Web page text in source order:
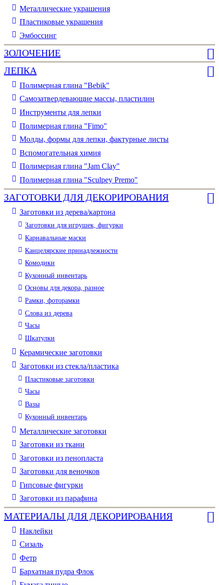
Металлические украшения
Пластиковые украшения
Эмбоссинг
ЗОЛОЧЕНИЕ
ЛЕПКА
Полимерная глина "Bebik"
Самозатвердевающие массы, пластилин
Инструменты для лепки
Полимерная глина "Fimo"
Молды, формы для лепки, фактурные листы
Вспомогательная химия
Полимерная глина "Jam Clay"
Полимерная глина "Sculpey Premo"
ЗАГОТОВКИ ДЛЯ ДЕКОРИРОВАНИЯ
Заготовки из дерева/картона
Заготовки для игрушек, фигурки
Карнавальные маски
Канцелярские принадлежности
Комодики
Кухонный инвентарь
Основы для декора, разное
Рамки, фоторамки
Слова из дерева
Часы
Шкатулки
Керамические заготовки
Заготовки из стекла/пластика
Пластиковые заготовки
Часы
Вазы
Кухонный инвентарь
Металлические заготовки
Заготовки из ткани
Заготовки из пенопласта
Заготовки для веночков
Гипсовые фигурки
Заготовки из парафина
МАТЕРИАЛЫ ДЛЯ ДЕКОРИРОВАНИЯ
Наклейки
Сизаль
Фетр
Бархатная пудра Флок